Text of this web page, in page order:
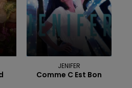
JENIFER
Comme C Est Bon